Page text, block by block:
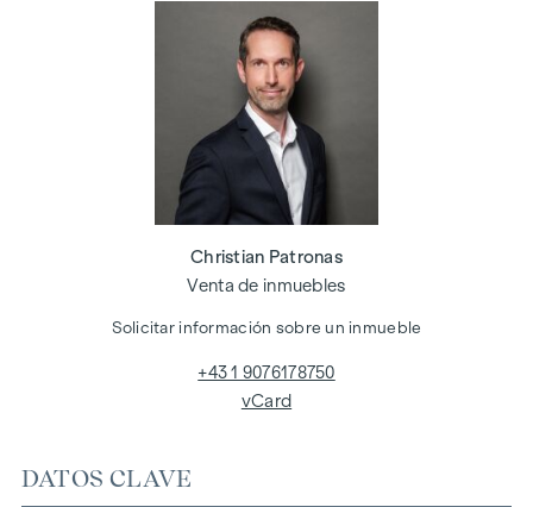
DATOS CLAVE
Christian Patronas
Venta de inmuebles
Solicitar información sobre un inmueble
+43 1 9076178750
vCard